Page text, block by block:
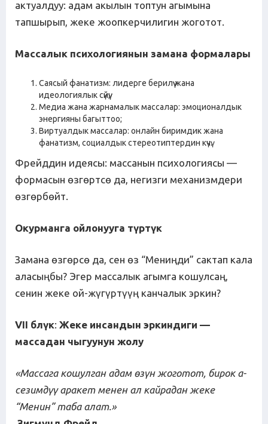
актуалдуу: адам акылын топтун агымына
тапшырып, жеке жоопкерчилигин жоготот.
Массалык психологиянын замана формалары
Саясый фанатизм: лидерге берилүү жана
идеологиялык сүйүү;
Медиа жана жарнамалык массалар: эмоционалдык
энергияны багыттоо;
Виртуалдык массалар: онлайн биримдик жана
фанатизм, социалдык стереотиптердин күчү.
Фрейддин идеясы: массанын психологиясы —
формасын өзгөртсө да, негизги механизмдери
өзгөрбөйт.
Окурманга ойлонууга түртүк
Замана өзгөрсө да, сен өз “Мениңди” сактап кала
аласыңбы? Эгер массалык агымга кошулсаң,
сенин жеке ой-жүгүртүүң канчалык эркин?
VII блүк: Жеке инсандын эркиндиги —
массадан чыгуунун жолу
«Массага кошулган адам өзүн жоготот, бирок а-
сезимдүү аракет менен ал кайрадан жеке
“Менин” таба алат.»